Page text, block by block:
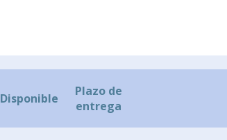
Disponible
Plazo de
entrega